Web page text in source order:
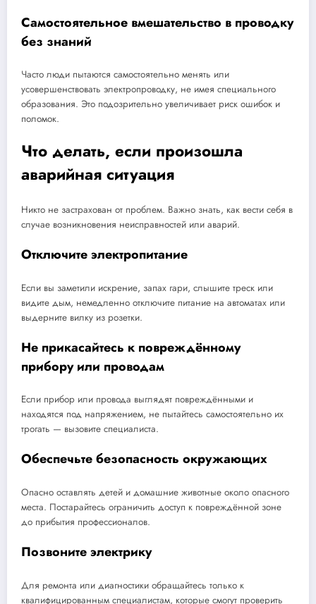
Самостоятельное вмешательство в проводку
без знаний
Часто люди пытаются самостоятельно менять или
усовершенствовать электропроводку, не имея специального
образования. Это подозрительно увеличивает риск ошибок и
поломок.
Что делать, если произошла
аварийная ситуация
Никто не застрахован от проблем. Важно знать, как вести себя в
случае возникновения неисправностей или аварий.
Отключите электропитание
Если вы заметили искрение, запах гари, слышите треск или
видите дым, немедленно отключите питание на автоматах или
выдерните вилку из розетки.
Не прикасайтесь к повреждённому
прибору или проводам
Если прибор или провода выглядят повреждёнными и
находятся под напряжением, не пытайтесь самостоятельно их
трогать — вызовите специалиста.
Обеспечьте безопасность окружающих
Опасно оставлять детей и домашние животные около опасного
места. Постарайтесь ограничить доступ к повреждённой зоне
до прибытия профессионалов.
Позвоните электрику
Для ремонта или диагностики обращайтесь только к
квалифицированным специалистам, которые смогут проверить